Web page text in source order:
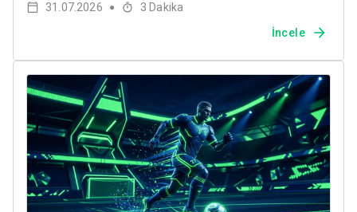
31.07.2026 ● 3 Dakika
İncele